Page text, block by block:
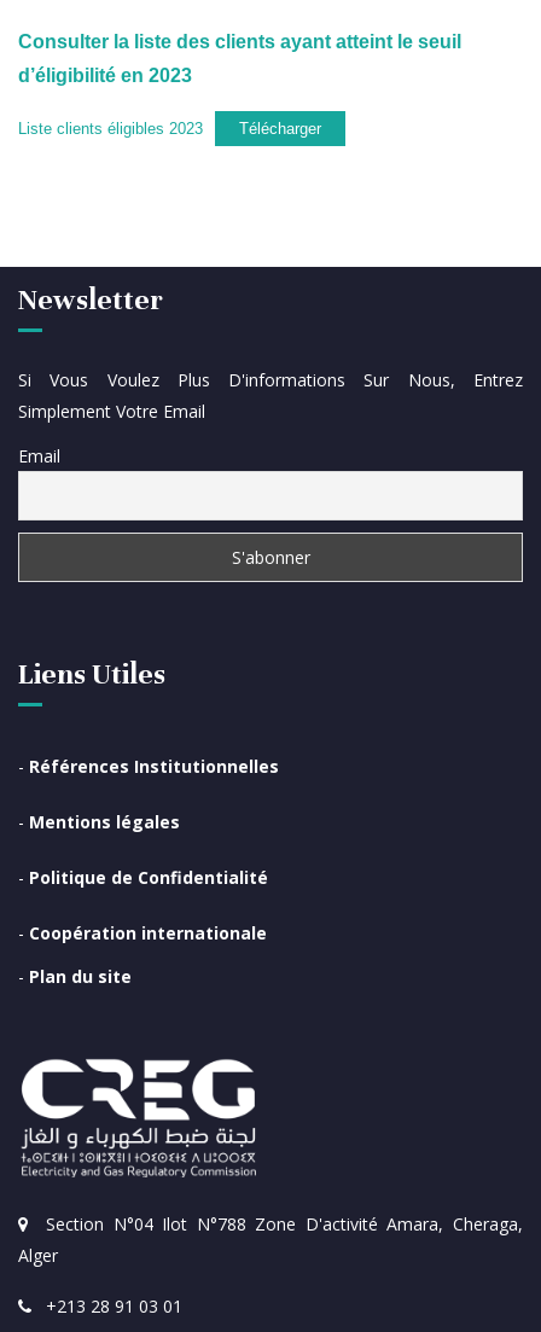
Consulter la liste des clients ayant atteint le seuil
d’éligibilité en 2023
Liste clients éligibles 2023 Télécharger
Section N°04 Ilot N°788 Zone D'activité Amara, Cheraga,
Alger
+213 28 91 03 01
Liens Utiles
- Références Institutionnelles
- Mentions légales
- Politique de Confidentialité
- Coopération internationale
- Plan du site
Newsletter
Si Vous Voulez Plus D'informations Sur Nous, Entrez
Simplement Votre Email
Email